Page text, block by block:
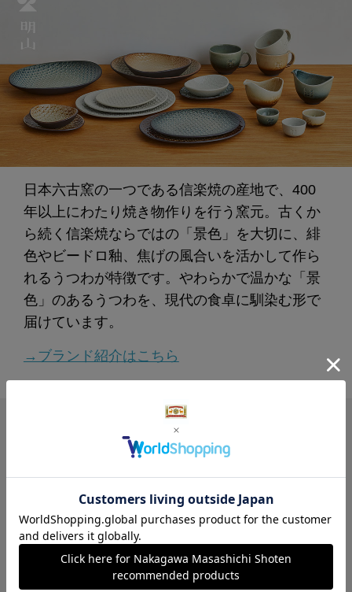
日本六古窯の一つである信楽焼の産地で、400
年以上にわたり焼き物作りを行う窯元。古くか
ら続く信楽焼ならではの「景色」を大切に、緋
色やビードロ釉、焦げの風合いを活かして作ら
れるうつわが特徴です。やわらかで温かな「景
色」のあるうつわを、現代の食卓に馴染む形で
届けています。
→ブランド紹介はこちら
関連の読みもの
読みもの
【わたしの好きなもの】日
常にシックなアクセントを